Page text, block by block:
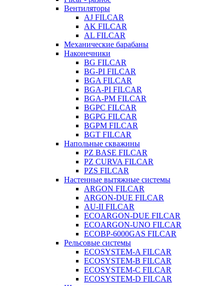
Вентиляторы
AJ FILCAR
AK FILCAR
AL FILCAR
Механические барабаны
Наконечники
BG FILCAR
BG-PI FILCAR
BGA FILCAR
BGA-PI FILCAR
BGA-PM FILCAR
BGPC FILCAR
BGPG FILCAR
BGPM FILCAR
BGT FILCAR
Напольные скважины
PZ BASE FILCAR
PZ CURVA FILCAR
PZS FILCAR
Настенные вытяжные системы
ARGON FILCAR
ARGON-DUE FILCAR
AU-II FILCAR
ECOARGON-DUE FILCAR
ECOARGON-UNO FILCAR
ECOBP-6000GAS FILCAR
Рельсовые системы
ECOSYSTEM-A FILCAR
ECOSYSTEM-B FILCAR
ECOSYSTEM-C FILCAR
ECOSYSTEM-D FILCAR